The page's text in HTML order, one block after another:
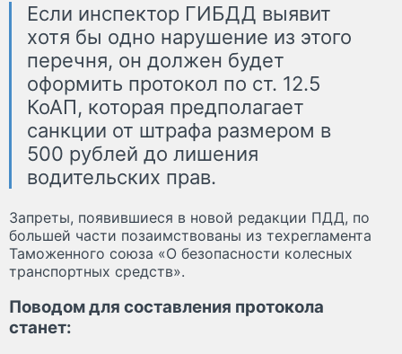
Если инспектор ГИБДД выявит
хотя бы одно нарушение из этого
перечня, он должен будет
оформить протокол по ст. 12.5
КоАП, которая предполагает
санкции от штрафа размером в
500 рублей до лишения
водительских прав.
Запреты, появившиеся в новой редакции ПДД, по
большей части позаимствованы из техрегламента
Таможенного союза «О безопасности колесных
транспортных средств».
Поводом для составления протокола
станет: